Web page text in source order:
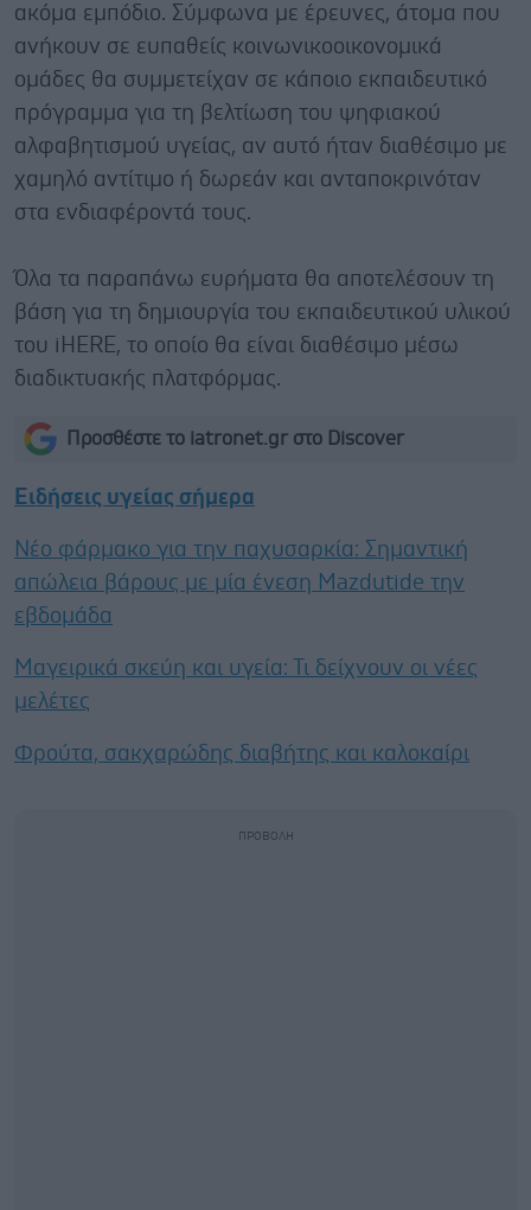
ακόμα εμπόδιο. Σύμφωνα με έρευνες, άτομα που
ανήκουν σε ευπαθείς κοινωνικοοικονομικά
ομάδες θα συμμετείχαν σε κάποιο εκπαιδευτικό
πρόγραμμα για τη βελτίωση του ψηφιακού
αλφαβητισμού υγείας, αν αυτό ήταν διαθέσιμο με
χαμηλό αντίτιμο ή δωρεάν και ανταποκρινόταν
στα ενδιαφέροντά τους.
Όλα τα παραπάνω ευρήματα θα αποτελέσουν τη
βάση για τη δημιουργία του εκπαιδευτικού υλικού
του iHERE, το οποίο θα είναι διαθέσιμο μέσω
διαδικτυακής πλατφόρμας.
Προσθέστε το iatronet.gr στο Discover
Ειδήσεις υγείας σήμερα
Νέο φάρμακο για την παχυσαρκία: Σημαντική
απώλεια βάρους με μία ένεση Mazdutide την
εβδομάδα
Μαγειρικά σκεύη και υγεία: Τι δείχνουν οι νέες
μελέτες
Φρούτα, σακχαρώδης διαβήτης και καλοκαίρι